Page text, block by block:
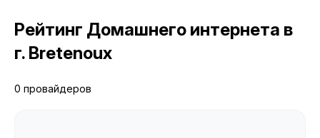
Рейтинг Домашнего интернета в
г. Bretenoux
0 провайдеров